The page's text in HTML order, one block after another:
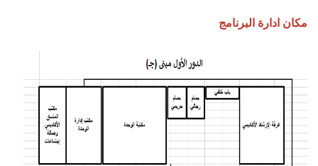
مكان ادارة البرنامج